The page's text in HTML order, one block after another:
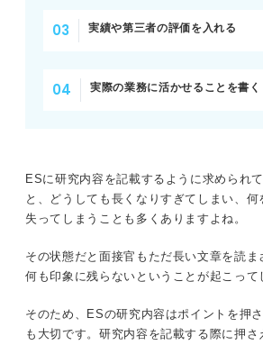
実績や第三者の評価を入れる
実際の業務に活かせることを書く
ESに研究内容を記載するように求められ
と、どうしても長くなりすぎてしまい、何
失ってしまうことも多くありますよね。
その状態だと面接官もただ長い文章を読ま
何も印象に残らないということが起こって
そのため、ESの研究内容はポイントを押
も大切です。研究内容を記載する際に押